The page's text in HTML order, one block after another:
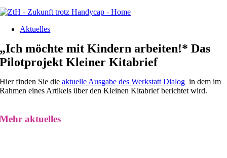
Aktuelles
„Ich möchte mit Kindern arbeiten!* Das
Pilotprojekt Kleiner Kitabrief
Hier finden Sie dieaktuelle Ausgabe des Werkstatt Dialog in dem im
Rahmen eines Artikels über den Kleinen Kitabrief berichtet wird.
Mehr aktuelles